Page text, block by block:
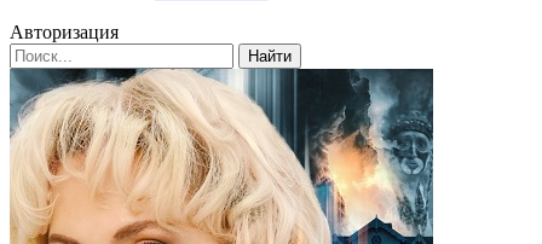
Авторизация
Найти